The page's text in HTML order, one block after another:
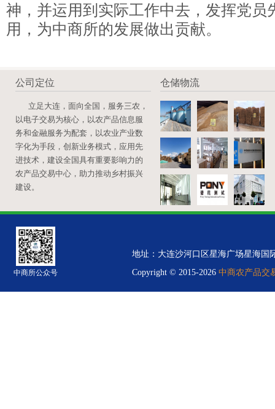
神，并运用到实际工作中去，发挥党员
用，为中商所的发展做出贡献。
公司定位
立足大连，面向全国，服务三农，
以电子交易为核心，以农产品信息服
务和金融服务为配套，以农业产业数
字化为手段，创新业务模式，应用先
进技术，建设全国具有重要影响力的
农产品交易中心，助力推动乡村振兴
建设。
仓储物流
中商所公众号
地址：大连沙河口区星海广场星海国
Copyright © 2015-2026 中商农产品交